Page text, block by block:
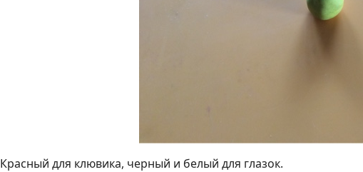
Красный для клювика, черный и белый для глазок.